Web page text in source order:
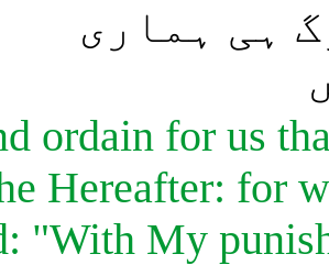
ہی ہماری
ordain for us
Hereafter: for
"With My